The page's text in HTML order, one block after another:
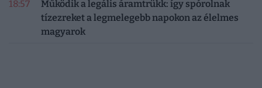
18:57
Működik a legális áramtrükk: így spórolnak
tízezreket a legmelegebb napokon az élelmes
magyarok